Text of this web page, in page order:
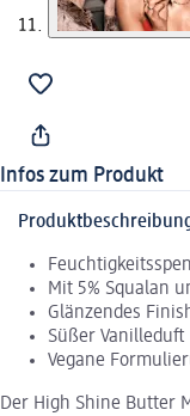
Infos zum Produkt
Mit 5% Squalan
Glänzendes
Süßer Vanilleduft
Vegane
Der High Shine Butter